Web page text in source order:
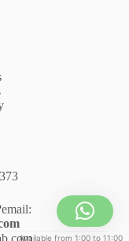
Available from 1:00 to 11:00